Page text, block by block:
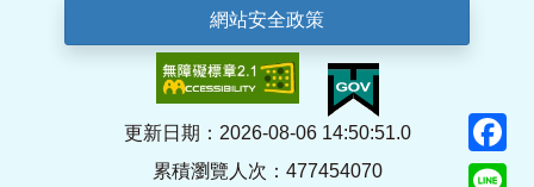
網站安全政策
更新日期：2026-08-06 14:50:51.0
累積瀏覽人次：477454070